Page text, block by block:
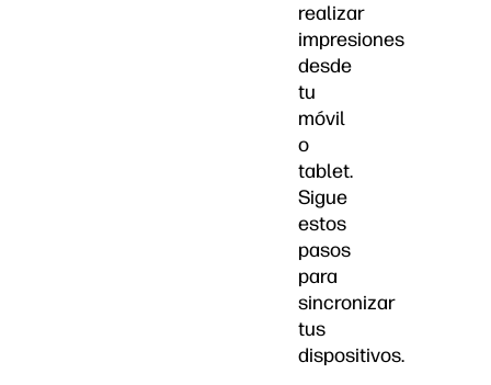
realizar
impresiones
desde
tu
móvil
o
tablet.
Sigue
estos
pasos
para
sincronizar
tus
dispositivos.